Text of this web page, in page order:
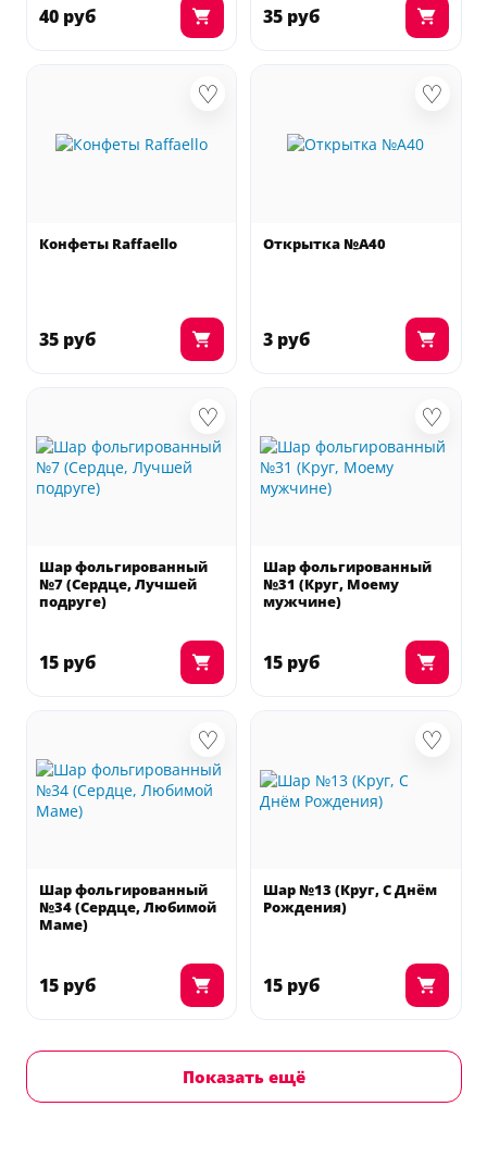
40 руб 35 руб
♡
Конфеты Raffaello
35 руб
♡
Открытка №А40
3 руб
♡
Шар фольгированный
№7 (Сердце, Лучшей
подруге)
15 руб
♡
Шар фольгированный
№31 (Круг, Моему
мужчине)
15 руб
♡
Шар фольгированный
№34 (Сердце, Любимой
Маме)
15 руб
♡
Шар №13 (Круг, С Днём
Рождения)
15 руб
Показать ещё